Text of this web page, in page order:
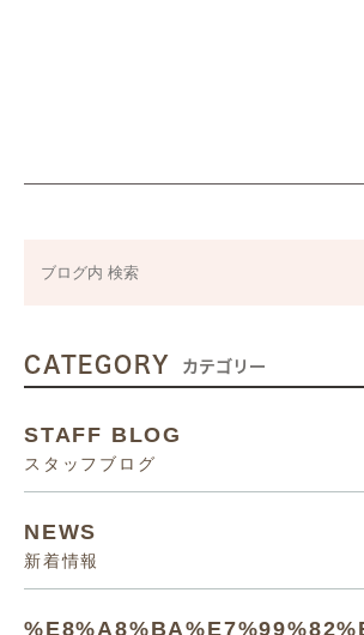
CATEGORY カテゴリー
STAFF BLOG
スタッフブログ
NEWS
新着情報